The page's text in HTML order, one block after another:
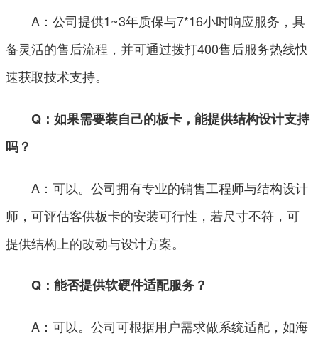
A：公司提供1~3年质保与7*16小时响应服务，具
备灵活的售后流程，并可通过拨打400售后服务热线快
速获取技术支持。
Q：如果需要装自己的板卡，能提供结构设计支持
吗？
A：可以。公司拥有专业的销售工程师与结构设计
师，可评估客供板卡的安装可行性，若尺寸不符，可
提供结构上的改动与设计方案。
Q：能否提供软硬件适配服务？
A：可以。公司可根据用户需求做系统适配，如海